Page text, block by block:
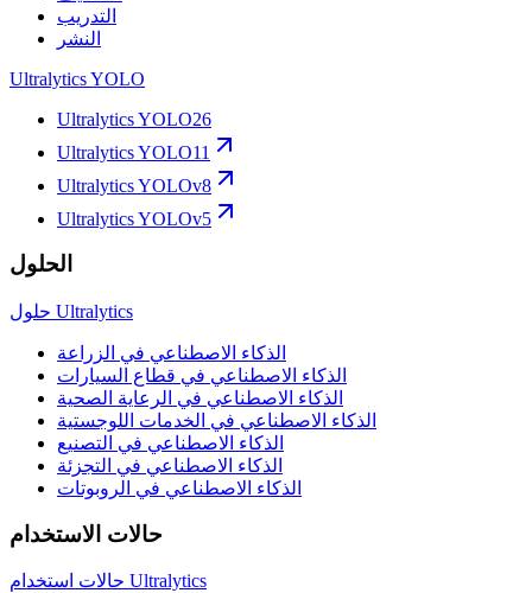
التدريب
النشر
Ultralytics YOLO
Ultralytics YOLO26
Ultralytics YOLO11
Ultralytics YOLOv8
Ultralytics YOLOv5
الحلول
حلول Ultralytics
الذكاء الاصطناعي في الزراعة
الذكاء الاصطناعي في قطاع السيارات
الذكاء الاصطناعي في الرعاية الصحية
الذكاء الاصطناعي في الخدمات اللوجستية
الذكاء الاصطناعي في التصنيع
الذكاء الاصطناعي في التجزئة
الذكاء الاصطناعي في الروبوتات
حالات الاستخدام
حالات استخدام Ultralytics